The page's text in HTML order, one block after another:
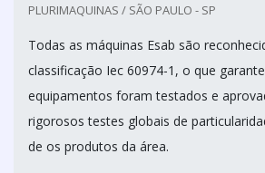
PLURIMAQUINAS / SÃO PAULO - SP
Todas as máquinas Esab são
classificação Iec 60974-1, o que
equipamentos foram testados e
rigorosos testes globais de
de os produtos da área.